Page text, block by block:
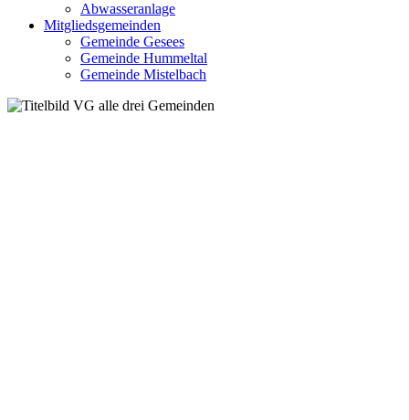
Abwasseranlage
Mitgliedsgemeinden
Gemeinde Gesees
Gemeinde Hummeltal
Gemeinde Mistelbach